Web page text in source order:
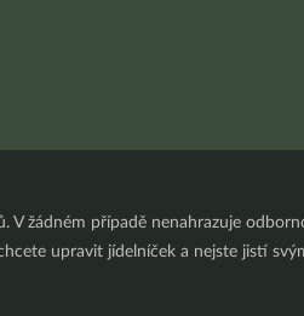
žádném případě nenahrazuje
upravit jídelníček a nejste jistí